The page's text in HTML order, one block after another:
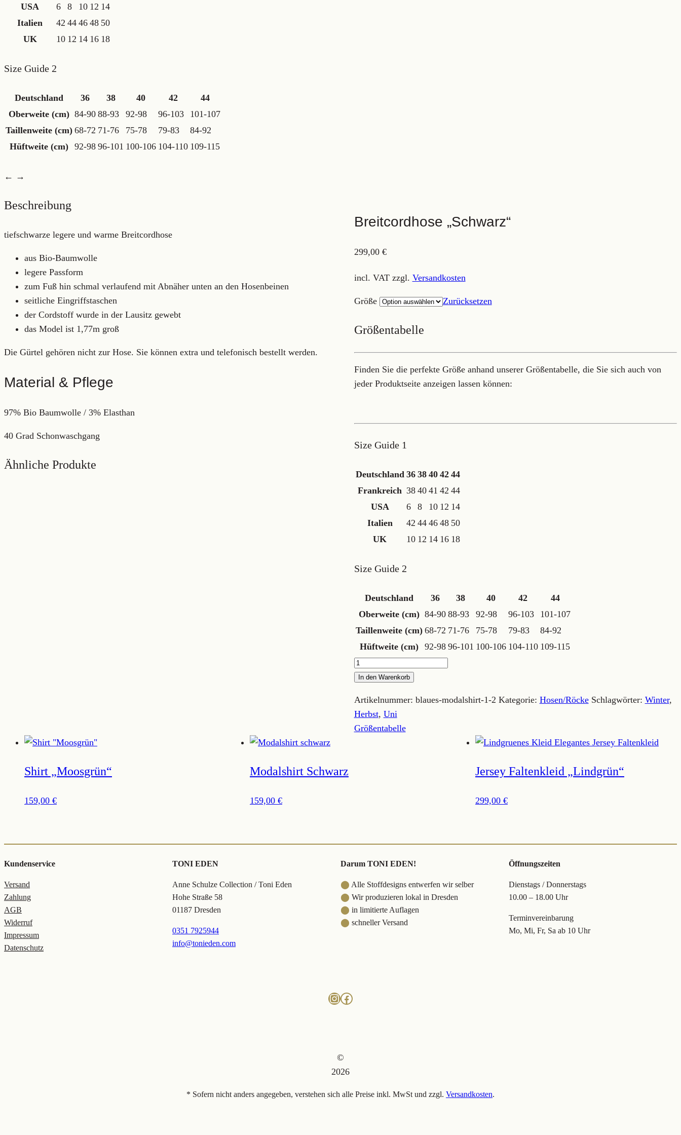
USA
6 8 10 12 14
Italien
42 44 46 48 50
UK
10 12 14 16 18
Size Guide 2
Deutschland 36 38 40 42
44
Oberweite (cm) 84-90 88-93 92-98 96-103
101-107
Taillenweite (cm) 68-72 71-76 75-78 79-83
84-92
Hüftweite (cm) 92-98 96-101 100-106 104-110 109-115
← →
Breitcordhose „Schwarz“
299,00 €
incl. VAT zzgl. Versandkosten
Größe Zurücksetzen
Größentabelle
Finden Sie die perfekte Größe anhand unserer Größentabelle, die Sie sich auch von
jeder Produktseite anzeigen lassen können:
Size Guide 1
Deutschland 36 38 40 42 44
Frankreich 38 40 41 42 44
USA
6 8 10 12 14
Italien
42 44 46 48 50
UK
10 12 14 16 18
Size Guide 2
Deutschland 36 38 40 42
44
Oberweite (cm) 84-90 88-93 92-98 96-103
101-107
Taillenweite (cm) 68-72 71-76 75-78 79-83
84-92
Hüftweite (cm)
92-98 96-101 100-106 104-110 109-115
Breitcordhose
"Schwarz"
In den Warenkorb
Artikelnummer: blaues-modalshirt-1-2 Kategorie: Hosen/Röcke Schlagwörter: Winter,
Herbst, Uni
Größentabelle
Beschreibung
tiefschwarze legere und warme Breitcordhose
aus Bio-Baumwolle
legere Passform
zum Fuß hin schmal verlaufend mit Abnäher unten an den Hosenbeinen
seitliche Eingriffstaschen
der Cordstoff wurde in der Lausitz gewebt
das Model ist 1,77m groß
Die Gürtel gehören nicht zur Hose. Sie können extra und telefonisch bestellt werden.
Material & Pflege
97% Bio Baumwolle / 3% Elasthan
40 Grad Schonwaschgang
Ähnliche Produkte
Shirt „Moosgrün“
159,00 €
Modalshirt Schwarz
159,00 €
Jersey Faltenkleid „Lindgrün“
299,00 €
Kundenservice
Versand
Zahlung
AGB
Widerruf
Impressum
Datenschutz
TONI EDEN
Anne Schulze Collection / Toni Eden
Hohe Straße 58
01187 Dresden
0351 7925944
info@tonieden.com
Darum TONI EDEN!
⬤ Alle Stoffdesigns entwerfen wir selber
⬤ Wir produzieren lokal in Dresden
⬤ in limitierte Auflagen
⬤ schneller Versand
Öffnungszeiten
Dienstags / Donnerstags
10.00 – 18.00 Uhr
Terminvereinbarung
Mo, Mi, Fr, Sa ab 10 Uhr
Instagram
Facebook
©
2026
* Sofern nicht anders angegeben, verstehen sich alle Preise inkl. MwSt und zzgl. Versandkosten.